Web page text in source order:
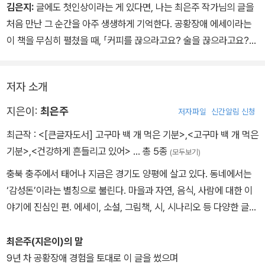
히 있었다. 나조차도 자신의 병에 대해서 조금 덜 예민해질 때 공황이
란 녀석도 재미없다고 느꼈는지 자주 찾아오지 않았다. 다행이다.
-「무관심이 약입니다요」
김은지: 글에도 첫인상이라는 게 있다면, 나는 최은주 작가님의 글을
처음 만난 그 순간을 아주 생생하게 기억한다. 공황장애 에세이라는
이 책을 무심히 펼쳤을 때, 「커피를 끊으라고요? 술을 끊으라고요?」
도 생긴 것처럼 문장이 미끄러지듯 빠르게 읽혔다.
“언젠가는 곱창에 소맥 한잔 말아서 시원하게 벌컥벌컥 들이켜는 상
난 나을 거니까, 이 문장은 나에게 깊이 박혔고, 바로 목차를 확인했
다. 삶을 구성하는 크고 작은 일들을 어떻게 하나하나 감당하고 있는
지, 너무나 경쾌한 제목들로 펼쳐 놓는 저자의 태도에 다시 한번 반했
다.
심리학자와 같이 치유의 글쓰기 모임을 진행한 적이 있다. 참가자들
책을 꼽았다. 경험의 말이 얼마나 소중한지 다시 한번 깨닫는 시간이
었다. 이 책에는 호흡법부터 도움이 되었던 다양한 훈련들, 헤어드라
저자 소개
지은이: 최은주 저자파일 신간알림 신청
최근작 : <[큰글자도서] 고구마 백 개 먹은 기분> <고구마 백 개 먹은
기분> <건강하게 흔들리고 있어> … 총 5종 (모두보기)
충북 충주에서 태어나 지금은 경기도 양평에 살고 있다. 동네에서는
‘감성돈’이라는 별칭으로 불린다. 마을과 자연, 음식, 사람에 대한 이
야기에 진심인 편. 에세이, 소설, 그림책, 시, 시나리오 등 다양한 글쓰
는 이별에 서툴러서』(2018), 『고구마 백 개 먹은 기분』(2019), 『건
강하게 흔들리고 있어』(2020), 『경이로운 정리』(2021), 『백수의 밥
최은주(지은이)의 말
9년 차 공황장애 경험을 토대로 이 글을 썼으며